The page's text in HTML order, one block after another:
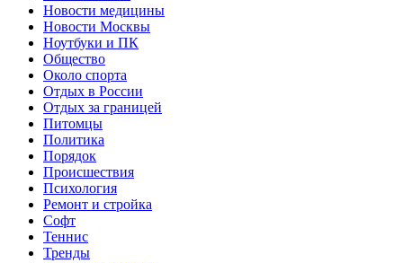
Новости медицины
Новости Москвы
Ноутбуки и ПК
Общество
Около спорта
Отдых в России
Отдых за границей
Питомцы
Политика
Порядок
Происшествия
Психология
Ремонт и стройка
Софт
Теннис
Тренды